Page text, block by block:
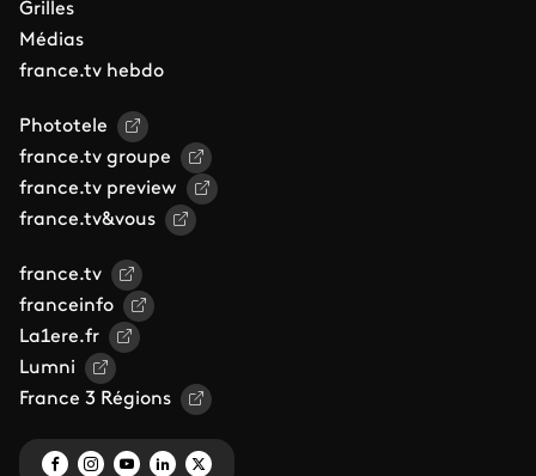
Grilles
Médias
france.tv hebdo
Phototele
france.tv groupe
france.tv preview
france.tv&vous
france.tv
franceinfo
La1ere.fr
Lumni
France 3 Régions